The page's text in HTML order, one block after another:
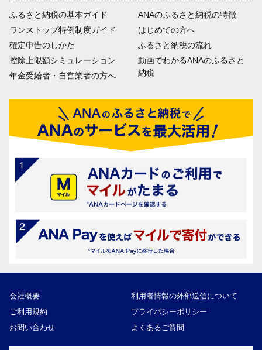
ふるさと納税の基本ガイド
ワンストップ特例制度ガイド
確定申告のしかた
控除上限額シミュレーション
年金受給者・自営業者の方へ
ANAのふるさと納税の特徴
はじめての方へ
ふるさと納税の流れ
動画でわかるANAのふるさと
納税
会社概要
利用者情報の外部送信について
ご利用規約
プライバシーポリシー
お問い合わせ
よくあるご質問